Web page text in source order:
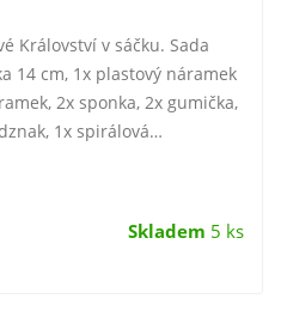
Království v sáčku. Sada
14 cm, 1x plastový náramek
2x sponka, 2x gumička,
1x spirálová…
Skladem 5 ks